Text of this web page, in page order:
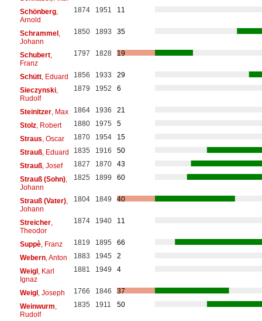
Schönberg,
Arnold
1874 1951 11
Schrammel,
Johann
1850 1893 35
Schubert,
Franz
1797 1828 19
Schütt, Eduard 1856 1933
29
Sieczynski,
Rudolf
1879 1952 6
Steinitzer, Max 1864 1936
21
Stolz, Robert 1880 1975
5
Straus , Oscar 1870 1954
15
Strauß, Eduard 1835 1916
50
Strauß, Josef 1827 1870
43
Strauß (Sohn),
Johann
1825 1899 60
Strauß (Vater),
Johann
1804 1849 40
Streicher,
Theodor
1874 1940 11
Suppè, Franz 1819 1895
66
Webern, Anton 1883 1945
2
Weigl, Karl
Ignaz
1881 1949 4
Weigl, Joseph 1766 1846
37
Weinwurm
Rudolf
1835 1911 50